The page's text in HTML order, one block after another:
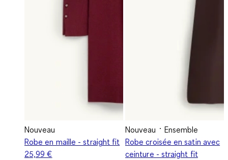
Nouveau
Robe en maille - straight fit
25,99 €
Nouveau
Ensemble
Robe croisée en satin avec
ceinture - straight fit